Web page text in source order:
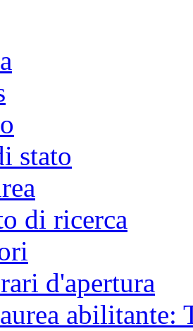
stato
di ricerca
d'apertura
abilitante: